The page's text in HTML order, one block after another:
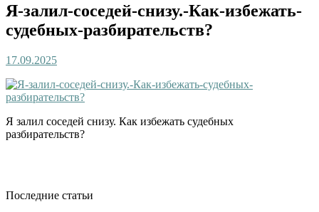
Я-залил-соседей-снизу.-Как-избежать-
судебных-разбирательств?
17.09.2025
Я залил соседей снизу. Как избежать судебных
разбирательств?
Последние статьи